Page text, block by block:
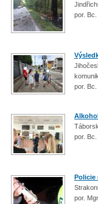
por.
por.
por.
Policie
por.